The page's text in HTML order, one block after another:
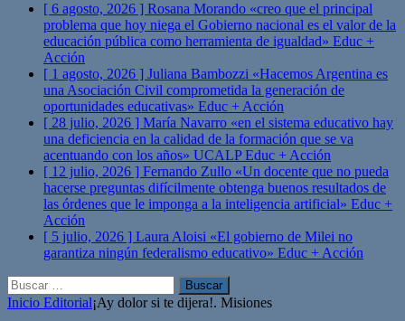
[ 6 agosto, 2026 ] Rosana Morando «creo que el principal
problema que hoy niega el Gobierno nacional es el valor de la
educación pública como herramienta de igualdad» Educ +
Acción
[ 1 agosto, 2026 ] Juliana Bambozzi «Hacemos Argentina es
una Asociación Civil comprometida la generación de
oportunidades educativas» Educ + Acción
[ 28 julio, 2026 ] María Navarro «en el sistema educativo hay
una deficiencia en la calidad de la formación que se va
acentuando con los años» UCALPEduc + Acción
[ 12 julio, 2026 ] Fernando Zullo «Un docente que no pueda
hacerse preguntas difícilmente obtenga buenos resultados de
las órdenes que le imponga a la inteligencia artificial» Educ +
Acción
[ 5 julio, 2026 ] Laura Aloisi «El gobierno de Milei no
garantiza ningún federalismo educativo» Educ + Acción
Buscar:
Inicio Editorial¡Ay dolor si te dijera!. Misiones